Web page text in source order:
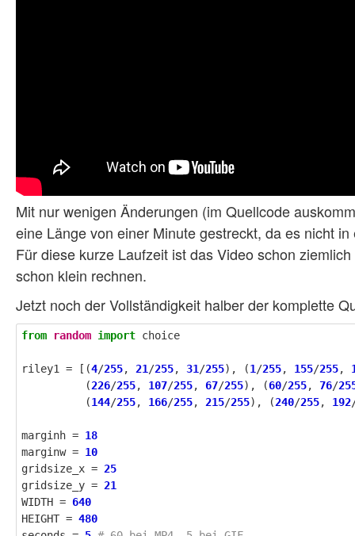
Mit nur wenigen Änderungen (im Quellcode
eine Länge von einer Minute gestreckt, da es nicht
Für diese kurze Laufzeit ist das Video schon
schon klein rechnen.
Jetzt noch der Vollständigkeit halber der komplette
from random import choice
riley1 = [(4/255, 21 /255, 31 /255), (1 /255, 155/255,
(226/255, 107/255, 67/255), (60/255, 76/
(144/255, 166/255, 215/255), (240/255, 192
marginh = 18
marginw = 10
gridsize_x = 25
gridsize_y = 21
WIDTH = 640
HEIGHT = 480